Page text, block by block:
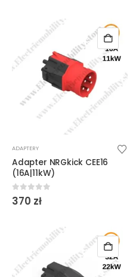
ADAPTERY
Adapter NRGkick CEE16
(16A|11kW)
0 out of 5
370 zł